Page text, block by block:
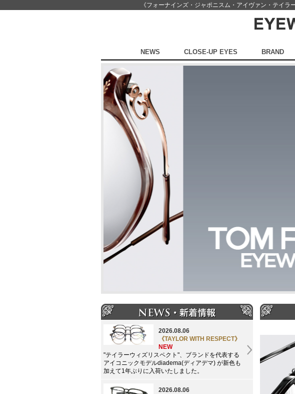
《フォーナインズ・ジャポニスム・アイヴァン・テイラ
NEWS CLOSE-UP EYES BRAND
2026.08.06
《TAYLOR WITH RESPECT》
NEW
"テイラーウィズリスペクト"、ブランドを代表する
アイコニックモデルdiadema(ディアデマ) が新色も
加えて1年ぶりに入荷いたしました。
2026.08.06